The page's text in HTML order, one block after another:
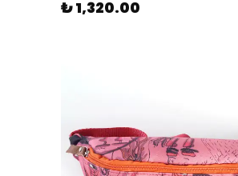
₺ 1,320.00